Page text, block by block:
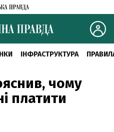
ІНФРАСТРУКТУРА
чому
платити